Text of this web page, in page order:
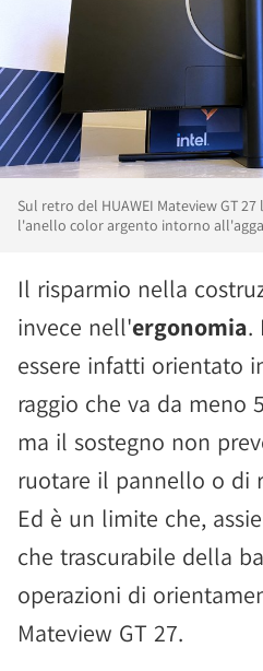
Sul retro del HUAWEI Mateview GT
l'anello color argento intorno
Il risparmio nella
invece nell'ergonomia.
essere infatti orientato
raggio che va da meno
ma il sostegno non
ruotare il pannello o di
Ed è un limite che,
che trascurabile della
operazioni di
Mateview GT 27.